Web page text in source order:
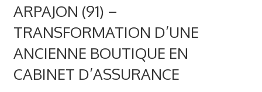
ARPAJON (91) –
TRANSFORMATION D’UNE
ANCIENNE BOUTIQUE EN
CABINET D’ASSURANCE